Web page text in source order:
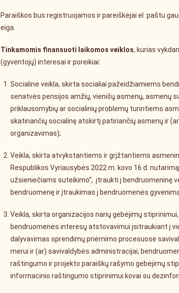
Paraiškos bus registruojamos ir pareiškėjai el. paštu
eiga.
Tinkamomis finansuoti laikomos veiklos, kurias
(gyventojų) interesai ir poreikiai:
Socialinė veikla, skirta socialiai pažeidžiamiems
senatvės pensijos amžių, vienišų asmenų, asmenų
priklausomybių ar socialinių problemų turintiems
skatinančių socialinę atskirtį patiriančių asmenų ir
organizavimas);
Veikla, skirta atvykstantiems ir grįžtantiems
Respublikos Vyriausybės 2022 m. kovo 16 d.
užsieniečiams suteikimo“, įtraukti į bendruomeninę
bendruomenę ir įtraukimas į bendruomenės
Veikla, skirta organizacijos narių gebėjimų
bendruomenės interesų atstovavimui įsitraukiant į
dalyvavimas sprendimų priėmimo procesuose
merui ir (ar) savivaldybės administracijai;
raštingumo ir projekto paraiškų rašymo gebėjimų
informacinio raštingumo stiprinimui kovai su